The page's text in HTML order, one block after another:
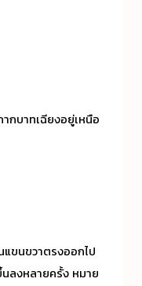
บาทเฉียงอยู่เหนือ
ขนขวาตรงออกไป
ลงหลายครั้ง หมาย